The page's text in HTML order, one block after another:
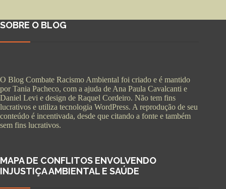
SOBRE O BLOG
O Blog Combate Racismo Ambiental foi criado e é mantido
por Tania Pacheco, com a ajuda de Ana Paula Cavalcanti e
Daniel Levi e design de Raquel Cordeiro. Não tem fins
lucrativos e utiliza tecnologia WordPress. A reprodução de seu
conteúdo é incentivada, desde que citando a fonte e também
sem fins lucrativos.
MAPA DE CONFLITOS ENVOLVENDO
INJUSTIÇA AMBIENTAL E SAÚDE